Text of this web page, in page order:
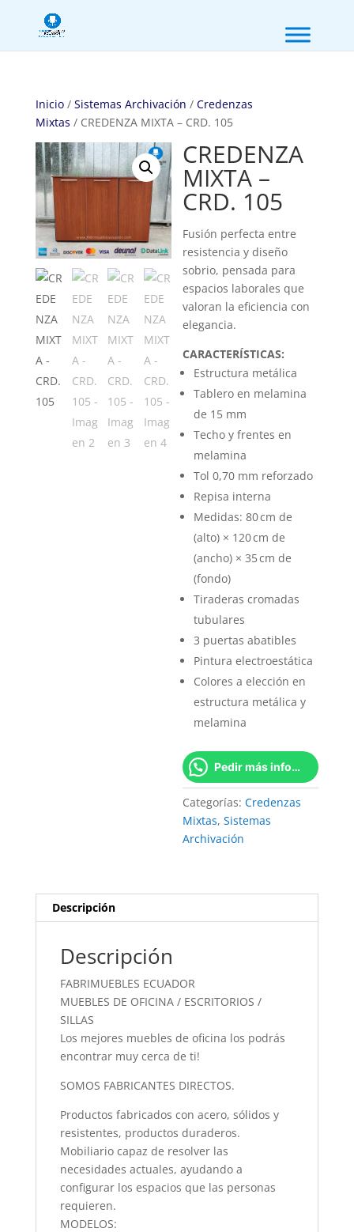
Inicio/ Sistemas Archivación / Credenzas
Mixtas / CREDENZA MIXTA – CRD. 105
CREDENZA
MIXTA –
CRD. 105
Fusión perfecta entre
resistencia y diseño
sobrio, pensada para
espacios laborales que
valoran la eficiencia con
elegancia.
CARACTERÍSTICAS:
Estructura metálica
Tablero en melamina
de 15 mm
Techo y frentes en
melamina
Tol 0,70 mm reforzado
Repisa interna
Medidas: 80 cm de
(alto) × 120 cm de
(ancho) × 35 cm de
(fondo)
Tiraderas cromadas
tubulares
3 puertas abatibles
Pintura electroestática
Colores a elección en
estructura metálica y
melamina
Pedir más información
Categorías:Credenzas
Mixtas,Sistemas
Archivación
Descripción
Descripción
FABRIMUEBLES ECUADOR
MUEBLES DE OFICINA / ESCRITORIOS /
SILLAS
Los mejores muebles de oficina los podrás
encontrar muy cerca de ti!
SOMOS FABRICANTES DIRECTOS.
Productos fabricados con acero, sólidos y
resistentes, productos duraderos.
Mobiliario capaz de resolver las
necesidades actuales, ayudando a
configurar los espacios que las personas
requieren.
MODELOS: